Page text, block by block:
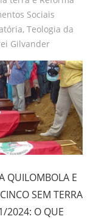
Sociais
, Teologia da
Gilvander
QUILOMBOLA E
SEM TERRA
2024: O QUE